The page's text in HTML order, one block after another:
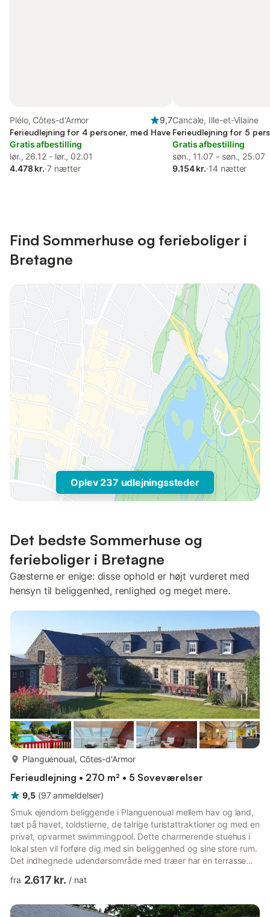
Plélo, Côtes-d'Armor
9,7
Ferieudlejning for 4 personer, med Have
Gratis afbestilling
lør., 26.12 - lør., 02.01
4.478 kr.·7 nætter
Cancale, Ille-et-Vilaine
Ferieudlejning for 5
Gratis afbestilling
søn., 11.07 - søn., 25.07
9.154 kr.·14 nætter
Find Sommerhuse og ferieboliger i
Bretagne
Oplev 237 udlejningssteder
Det bedste Sommerhuse og
ferieboliger i Bretagne
Gæsterne er enige: disse ophold er højt vurderet med
hensyn til beliggenhed, renlighed og meget mere.
Planguenoual, Côtes-d'Armor
Ferieudlejning • 270 m² • 5 Soveværelser
9,5 (97 anmeldelser)
Smuk ejendom beliggende i Planguenoual mellem hav og land,
tæt på havet, toldstierne, de talrige turistattraktioner og med en
privat, opvarmet swimmingpool. Dette charmerende stuehus i
lokal sten vil forføre dig med sin beliggenhed og sine store rum.
Det indhegnede udendørsområde med træer har en terrasse
opvarmet swimmingpool med liggestole og loungeområde.
et sikkerhedsgardin. Børn skal være under opsyn af deres
fra 2.617 kr. / nat